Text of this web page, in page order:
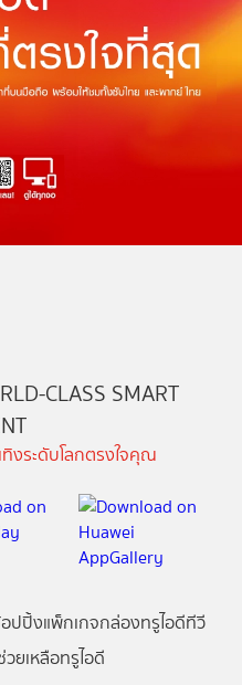
CLASS SMART
งระดับโลกตรงใจคุณ
ปปิ้งแพ็กเกจกล่องทรูไอดีทีวี
ยเหลือทรูไอดี